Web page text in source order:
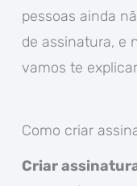
pessoas ainda
de assinatura, e
vamos te
Como criar
Criar